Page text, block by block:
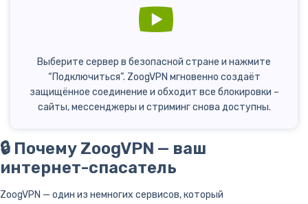
Выберите сервер в безопасной стране и нажмите
“Подключиться”. ZoogVPN мгновенно создаёт
защищённое соединение и обходит все блокировки –
сайты, мессенджеры и стриминг снова доступны.
🔒 Почему ZoogVPN — ваш
интернет-спасатель
ZoogVPN — один из немногих сервисов, который